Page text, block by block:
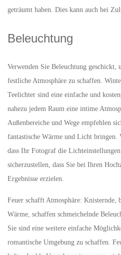
geträumt haben. Dies kann auch bei
Beleuchtung
Verwenden Sie Beleuchtung
festliche Atmosphäre zu schaffen.
Teelichter sind eine einfache und
nahezu jedem Raum eine intime
Außenbereiche und Wege empfehlen
fantastische Wärme und Licht bringen.
dass Ihr Fotograf die
sicherzustellen, dass Sie bei Ihren
Ergebnisse erzielen.
Feuer schafft Atmosphäre: Knisternde,
Wärme, schaffen schmeichelnde
Sie sind eine weitere einfache
romantische Umgebung zu schaffen.